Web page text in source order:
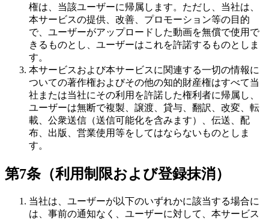
権は、当該ユーザーに帰属します。ただし、当社は、
本サービスの提供、改善、プロモーション等の目的
で、ユーザーがアップロードした動画を無償で使用で
きるものとし、ユーザーはこれを許諾するものとしま
す。
本サービスおよび本サービスに関連する一切の情報に
ついての著作権およびその他の知的財産権はすべて当
社または当社にその利用を許諾した権利者に帰属し、
ユーザーは無断で複製、譲渡、貸与、翻訳、改変、転
載、公衆送信（送信可能化を含みます）、伝送、配
布、出版、営業使用等をしてはならないものとしま
す。
第7条（利用制限および登録抹消）
当社は、ユーザーが以下のいずれかに該当する場合に
は、事前の通知なく、ユーザーに対して、本サービス